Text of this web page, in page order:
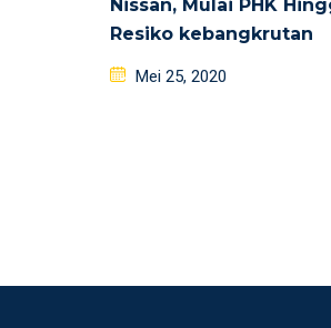
Nissan, Mulai PHK
Resiko kebangkrutan
Posted
Mei 25, 2020